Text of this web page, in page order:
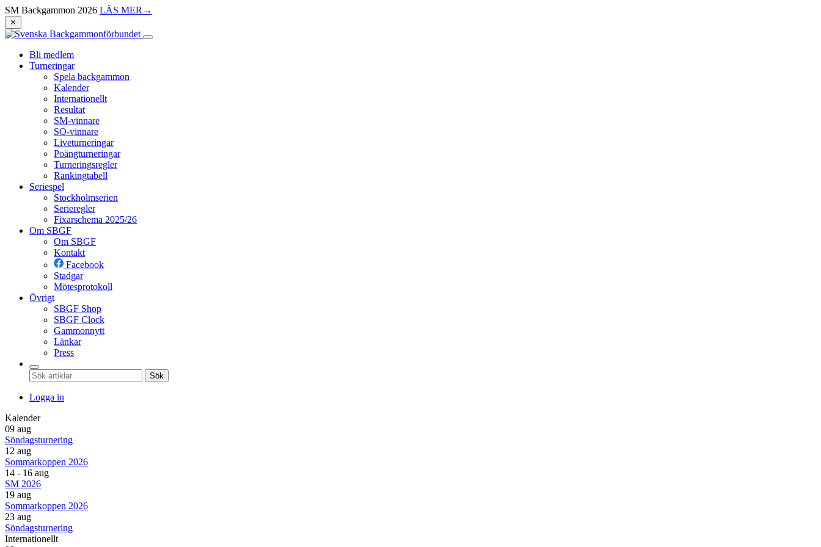
SM Backgammon 2026 LÄS MER →
⨯
Bli medlem
Turneringar
Spela backgammon
Kalender
Internationellt
Resultat
SM-vinnare
SO-vinnare
Liveturneringar
Poängturneringar
Turneringsregler
Rankingtabell
Seriespel
Stockholmserien
Serieregler
Fixarschema 2025/26
Om SBGF
Om SBGF
Kontakt
Facebook
Stadgar
Mötesprotokoll
Övrigt
SBGF Shop
SBGF Clock
Gammonnytt
Länkar
Press
Sök
Logga in
Kalender
09 aug
Söndagsturnering
12 aug
Sommarkoppen 2026
14 - 16 aug
SM 2026
19 aug
Sommarkoppen 2026
23 aug
Söndagsturnering
Internationellt